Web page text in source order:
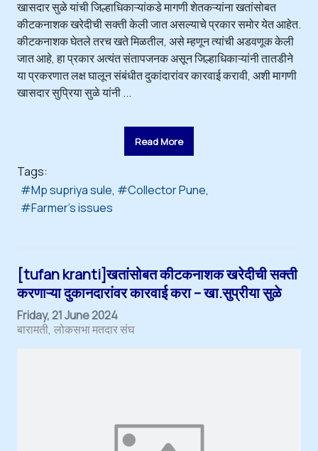
खासदार सुळे यांची जिल्हाधिकाऱ्यांकडे मागणी शेतकऱ्यांना खतांसोबत
कीटकनाशक खरेदीची सक्ती केली जात असल्याचे प्रकार समोर येत आहेत.
कीटकनाशक घेतले तरच खते मिळतील, असे म्हणून त्यांची अडवणूक केली
जात आहे, हा प्रकार अत्यंत संतापजनक असून जिल्हाधिकाऱ्यांनी तातडीने
या प्रकरणात लक्ष घालून संबंधीत दुकांदारांवर कारवाई करावी, अशी मागणी
खासदार सुप्रिया सुळे यांनी ...
Read More
Tags:
Mp supriya sule
Collector Pune
Farmer's issues
[tufan kranti]खतांसोबत कीटकनाशक खरेदीची सक्ती
करणाऱ्या दुकानदारांवर कारवाई करा – खा.सुप्रीया सुळे
Friday, 21 June 2024
बारामती लोकसभा मतदार संघ